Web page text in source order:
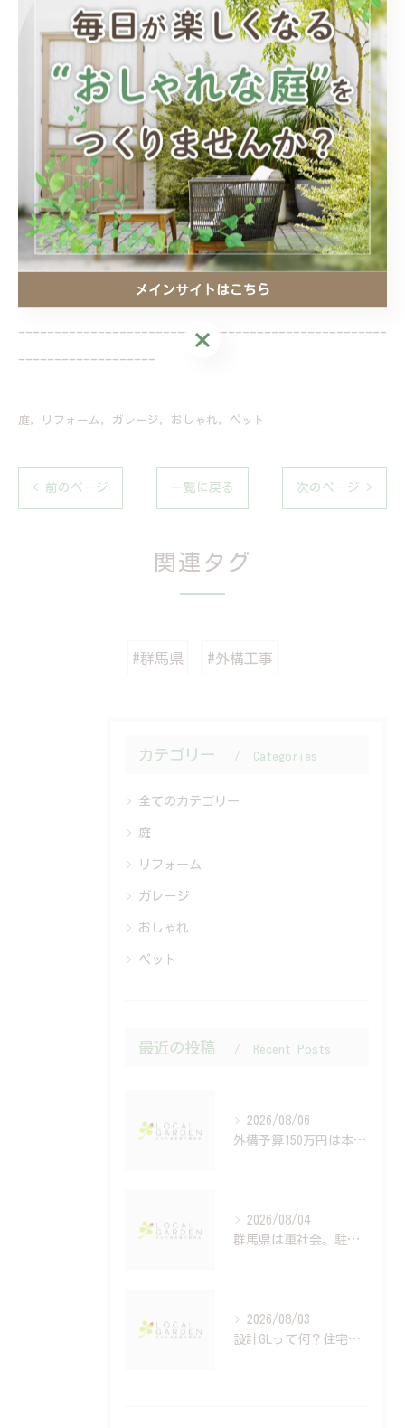
電話番号 : 027-226-1040
前橋で理想の庭づくりをお手伝い
前橋でリフォームのご相談
前橋でガレージの設置に対応
前橋でおしゃれな空間を演出
---------------------------------------------------
-------------------
庭 リフォーム ガレージ おしゃれ ペット
< 前のページ 一覧に戻る 次のページ >
関連タグ
#群馬県 #外構工事
カテゴリー Categories
全てのカテゴリー
庭
リフォーム
ガレージ
おしゃれ
ペット
最近の投稿 Recent Posts
2026/08/06
外構予算150万円は本当？建築費高騰時代の資金計画と住宅ローンの考え方
2026/08/04
群馬県は車社会。駐車場設計で後悔する人の共通点
2026/08/03
設計GLって何？住宅会社では教えてくれない高さ計画の重要性
メインサイトはこちら
メインサイトはこちら